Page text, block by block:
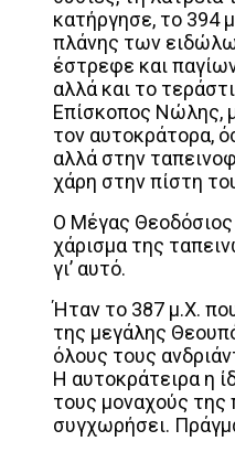
κατήργησε, το 394
πλάνης των
έστρεφε και
αλλά και το
Επίσκοπος Νώλης,
τον αυτοκράτορα,
αλλά στην
χάρη στην πίστη
Ο Μέγας Θεοδόσιος
χάρισμα της
γι’ αυτό.
Ήταν το 387 μ.Χ.
της μεγάλης
όλους τους
Η αυτοκράτειρα η
τους μοναχούς της
συγχωρήσει.